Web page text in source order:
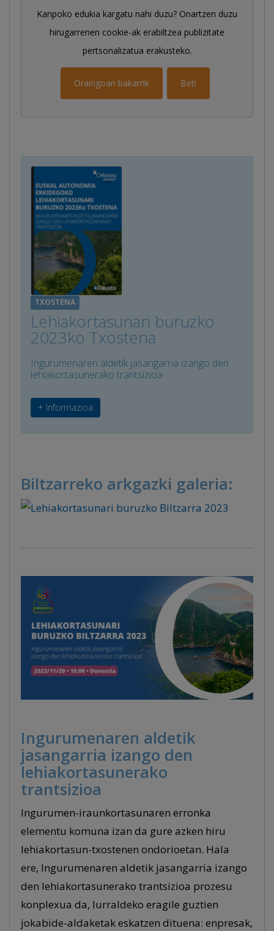
Kanpoko edukia kargatu nahi duzu? Onartzen duzu
hirugarrenen cookie-ak erabiltzea publizitate
pertsonalizatua erakusteko.
Oraingoan bakarrik Beti
TXOSTENA
Lehiakortasunari buruzko
2023ko Txostena
Ingurumenaren aldetik jasangarria izango den
lehiakortasunerako trantsizioa
+ Informazioa .
Biltzarreko arkgazki galeria:
Ingurumenaren aldetik
jasangarria izango den
lehiakortasunerako
trantsizioa
Ingurumen-iraunkortasunaren erronka
elementu komuna izan da gure azken hiru
lehiakortasun-txostenen ondorioetan. Hala
ere, Ingurumenaren aldetik jasangarria izango
den lehiakortasunerako trantsizioa prozesu
konplexua da, lurraldeko eragile guztien
jokabide-aldaketak eskatzen dituena: enpresak,